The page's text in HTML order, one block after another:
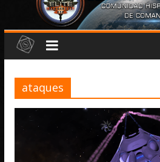
ataques